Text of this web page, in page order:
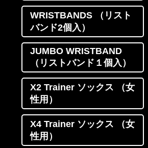
WRISTBANDS （リスト
バンド2個入）
JUMBO WRISTBAND
（リストバンド１個入）
X2 Trainer ソックス （女
性用）
X4 Trainer ソックス （女
性用）